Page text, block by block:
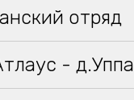
отряд
- д.Уппа